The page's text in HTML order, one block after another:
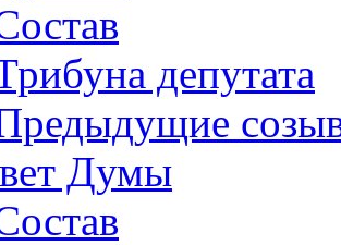
депутата
Думы